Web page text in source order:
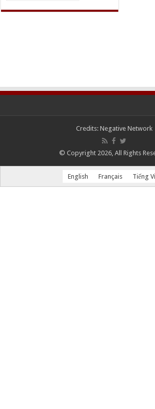
Credits: Negative Network
© Copyright 2026, All Rights
English Français Tiếng